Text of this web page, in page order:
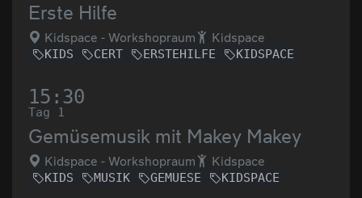
Erste Hilfe
Kidspace - Workshopraum Kidspace
KIDS CERT ERSTEHILFE KIDSPACE
15:30
Tag 1
Gemüsemusik mit Makey Makey
Kidspace - Workshopraum Kidspace
KIDS MUSIK GEMUESE KIDSPACE